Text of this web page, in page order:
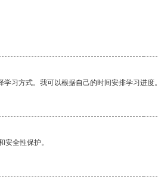
习方式。我可以根据自己的时间安排学习进度。
全性保护。